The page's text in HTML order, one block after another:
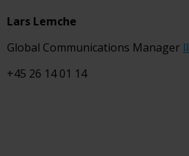
Lars Lemche
Global Communications Manager
+45 26 14 01 14